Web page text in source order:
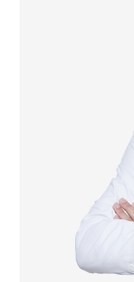
UNESCO-